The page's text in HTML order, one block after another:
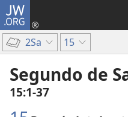
JW.ORG
2Sa 15
Segundo de
15:1-37